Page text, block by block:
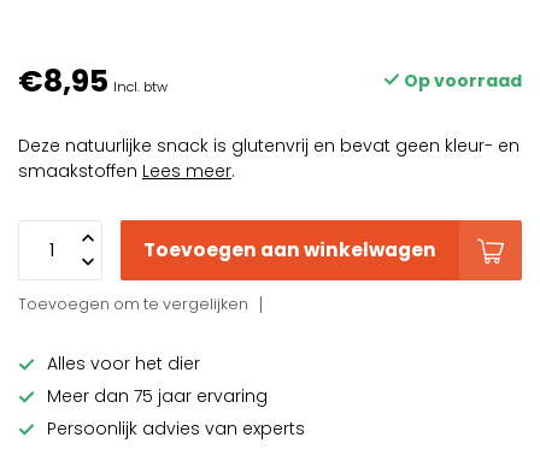
€8,95 Incl. btw Op voorraad
Deze natuurlijke snack is glutenvrij en bevat geen kleur- en
smaakstoffen Lees meer.
Toevoegen aan winkelwagen
Toevoegen om te vergelijken
Alles voor het dier
Meer dan 75 jaar ervaring
Persoonlijk advies van experts